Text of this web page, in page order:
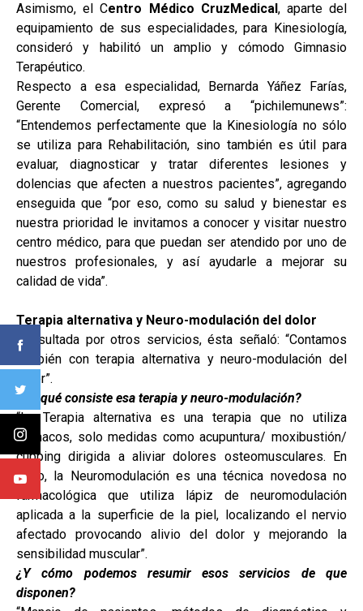
Asimismo, el Centro Médico CruzMedical , aparte del
equipamiento de sus especialidades, para Kinesiología,
consideró y habilitó un amplio y cómodo Gimnasio
Terapéutico.
Respecto a esa especialidad, Bernarda Yáñez Farías,
Gerente Comercial, expresó a “pichilemunews”:
“Entendemos perfectamente que la Kinesiología no sólo
se utiliza para Rehabilitación, sino también es útil para
evaluar, diagnosticar y tratar diferentes lesiones y
dolencias que afecten a nuestros pacientes”, agregando
enseguida que “por eso, como su salud y bienestar es
nuestra prioridad le invitamos a conocer y visitar nuestro
centro médico, para que puedan ser atendido por uno de
nuestros profesionales, y así ayudarle a mejorar su
calidad de vida”.
Terapia alternativa y Neuro-modulación del dolor
Consultada por otros servicios, ésta señaló: “Contamos
también con terapia alternativa y neuro-modulación del
dolor”.
¿En qué consiste esa terapia y neuro-modulación?
“La Terapia alternativa es una terapia que no utiliza
fármacos, solo medidas como acupuntura/ moxibustión/
cupping dirigida a aliviar dolores osteomusculares. En
tanto, la Neuromodulación es una técnica novedosa no
farmacológica que utiliza lápiz de neuromodulación
aplicada a la superficie de la piel, localizando el nervio
afectado provocando alivio del dolor y mejorando la
sensibilidad muscular”.
¿Y cómo podemos resumir esos servicios de que
disponen?